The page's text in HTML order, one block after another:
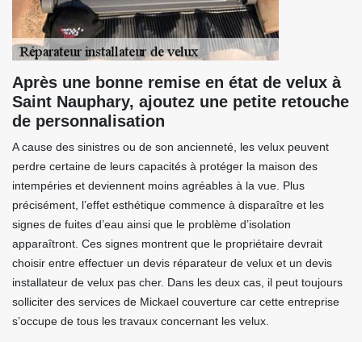
Après une bonne remise en état de velux à
Saint Nauphary, ajoutez une petite retouche
de personnalisation
A cause des sinistres ou de son ancienneté, les velux peuvent
perdre certaine de leurs capacités à protéger la maison des
intempéries et deviennent moins agréables à la vue. Plus
précisément, l’effet esthétique commence à disparaître et les
signes de fuites d’eau ainsi que le problème d’isolation
apparaîtront. Ces signes montrent que le propriétaire devrait
choisir entre effectuer un devis réparateur de velux et un devis
installateur de velux pas cher. Dans les deux cas, il peut toujours
solliciter des services de Mickael couverture car cette entreprise
s’occupe de tous les travaux concernant les velux.